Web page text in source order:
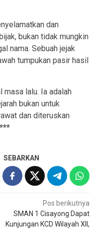
dan
bukan tidak mungkin
nama. Sebuah jejak
tumpukan pasir hasil
masa lalu. Ia adalah
bukan untuk
dan diteruskan
SEBARKAN
Pos berikutnya
SMAN 1 Cisayong Dapat
Kunjungan KCD Wilayah XII,